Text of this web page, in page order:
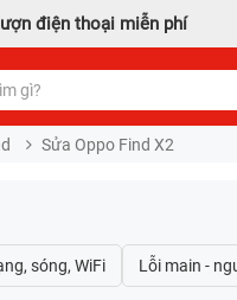
điện thoại miễn phí
Sửa Oppo Find X2